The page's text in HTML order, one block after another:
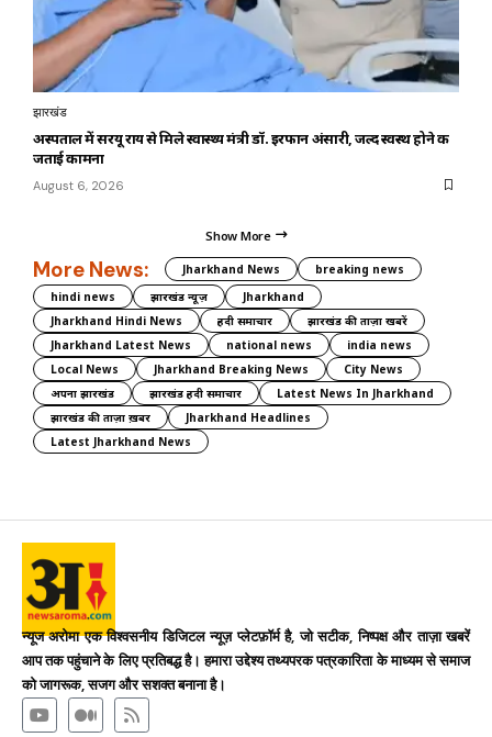
झारखंड
अस्पताल में सरयू राय से मिले स्वास्थ्य मंत्री डॉ. इरफान अंसारी, जल्द स्वस्थ होने की
जताई कामना
August 6, 2026
Show More
More News: Jharkhand News
breaking news
hindi news
झारखंड न्यूज़
Jharkhand
Jharkhand Hindi News
हिंदी समाचार
झारखंड की ताज़ा खबरें
Jharkhand Latest News
national news
india news
Local News
Jharkhand Breaking News
City News
अपना झारखंड
झारखंड हिंदी समाचार
Latest News In Jharkhand
झारखंड की ताज़ा ख़बर
Jharkhand Headlines
Latest Jharkhand News
न्यूज अरोमा एक विश्वसनीय डिजिटल न्यूज़ प्लेटफ़ॉर्म है, जो सटीक, निष्पक्ष और ताज़ा खबरें
आप तक पहुंचाने के लिए प्रतिबद्ध है। हमारा उद्देश्य तथ्यपरक पत्रकारिता के माध्यम से समाज
को जागरूक, सजग और सशक्त बनाना है।